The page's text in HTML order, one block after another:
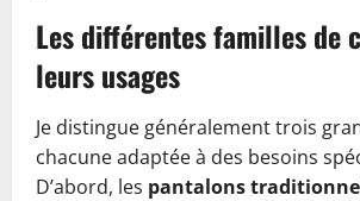
Les différentes familles de
leurs usages
Je distingue généralement trois
chacune adaptée à des besoins
D’abord, les pantalons